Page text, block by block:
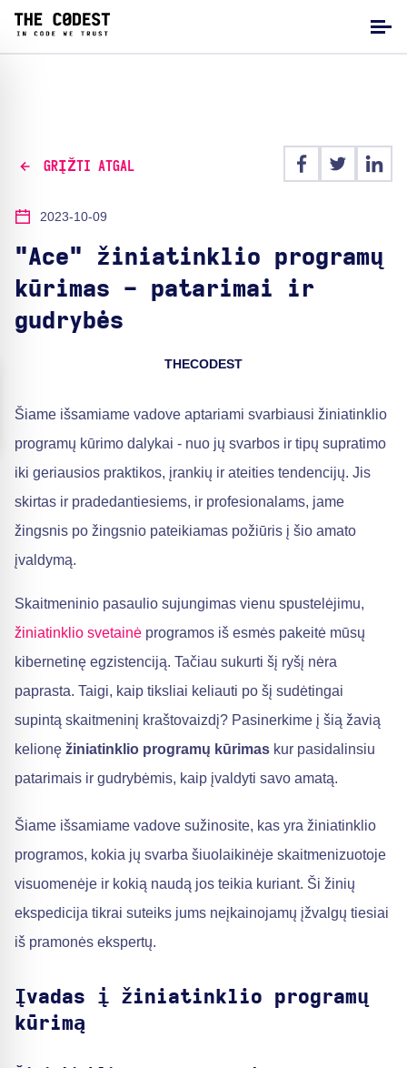
GRĮŽTI ATGAL
2023-10-09
"Ace" žiniatinklio programų
kūrimas - patarimai ir
gudrybės
THECODEST
Šiame išsamiame vadove aptariami svarbiausi žiniatinklio
programų kūrimo dalykai - nuo jų svarbos ir tipų supratimo
iki geriausios praktikos, įrankių ir ateities tendencijų. Jis
skirtas ir pradedantiesiems, ir profesionalams, jame
žingsnis po žingsnio pateikiamas požiūris į šio amato
įvaldymą.
Skaitmeninio pasaulio sujungimas vienu spustelėjimu,
žiniatinklio svetainė programos iš esmės pakeitė mūsų
kibernetinę egzistenciją. Tačiau sukurti šį ryšį nėra
paprasta. Taigi, kaip tiksliai keliauti po šį sudėtingai
supintą skaitmeninį kraštovaizdį? Pasinerkime į šią žavią
kelionę žiniatinklio programų kūrimas kur pasidalinsiu
patarimais ir gudrybėmis, kaip įvaldyti savo amatą.
Šiame išsamiame vadove sužinosite, kas yra žiniatinklio
programos, kokia jų svarba šiuolaikinėje skaitmenizuotoje
visuomenėje ir kokią naudą jos teikia kuriant. Ši žinių
ekspedicija tikrai suteiks jums neįkainojamų įžvalgų tiesiai
iš pramonės ekspertų.
Įvadas į žiniatinklio programų
kūrimą